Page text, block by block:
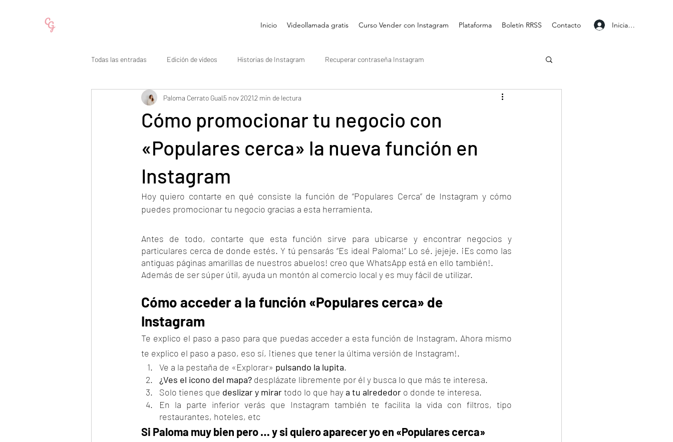
Inicio Videollamada gratis Curso Vender con Instagram Plataforma Boletín RRSS Contacto Iniciar sesión
Todas las entradas Edición de vídeos Historias de Instagram Recuperar contraseña Instagram
Cómo subir seguidores en Instagram Reels Instagram
Cómo promocionar tu negocio con
«Populares cerca» la nueva función en
Instagram
Paloma Cerrato Gual5 nov 20212 min de lectura
Hoy quiero contarte en qué consiste la función de “Populares Cerca” de Instagram y cómo
puedes promocionar tu negocio gracias a esta herramienta.
Antes de todo, contarte que esta función sirve para ubicarse y encontrar negocios y
particulares cerca de donde estés. Y tú pensarás “Es ideal Paloma!” Lo sé. jejeje. ¡Es como las
antiguas páginas amarillas de nuestros abuelos! creo que WhatsApp está en ello también!.
Además de ser súper útil, ayuda un montón al comercio local y es muy fácil de utilizar.
Cómo acceder a la función «Populares cerca» de
Instagram
Te explico el paso a paso para que puedas acceder a esta función de Instagram. Ahora mismo
te explico el paso a paso, eso sí, ¡tienes que tener la última versión de Instagram!.
Ve a la pestaña de «Explorar» pulsando la lupita.
¿Ves el icono del mapa? desplázate libremente por él y busca lo que más te interesa.
Solo tienes que deslizar y mirar todo lo que hay a tu alrededor o donde te interesa.
En la parte inferior verás que Instagram también te facilita la vida con filtros, tipo
restaurantes, hoteles, etc
Si Paloma muy bien pero … y si quiero aparecer yo en «Populares cerca»